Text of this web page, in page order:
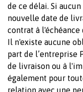
de ce délai. Si
nouvelle date de
contrat à
Il n'existe aucune
part de l’entreprise
de livraison ou à
également pour
relation avec une